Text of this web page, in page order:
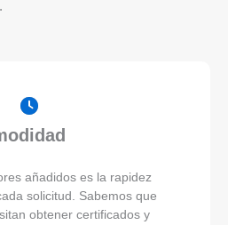
añadidos es la rapidez
solicitud. Sabemos que
obtener certificados y